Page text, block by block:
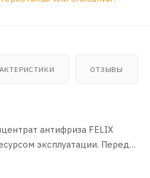
ОТЗЫВЫ
антифриза FELIX
эксплуатации. Перед